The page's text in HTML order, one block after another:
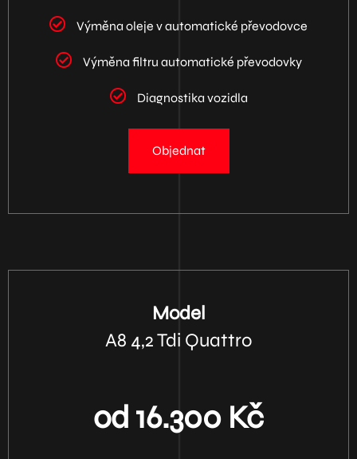
Výměna oleje v automatické převodovce
Výměna filtru automatické převodovky
Diagnostika vozidla
Objednat
Model
A8 4,2 Tdi Quattro
od 16.300 Kč